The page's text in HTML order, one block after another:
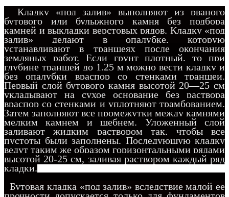
Кладку «под залив» выполняют из рваного
бутового или булыжного камня без подбора
камней и выкладки верстовых рядов. Кладку «под
залив» делают в опалубке, которую
устанавливают в траншеях после окончания
земляных работ. Если грунт плотный, то при
глубине траншей до 1,25 м можно вести кладку и
без опалубки враспор со стенками траншеи.
Первый слой бутового камня высотой 20—25 см
укладывают на сухое основание без раствора
враспор со стенками и уплотняют трамбованием.
Затем заполняют все промежутки между камнями
мелким камнем и щебнем. Уложенный слой
заливают жидким раствором так, чтобы все
пустоты были заполнены. Последующую кладку
ведут таким же образом горизонтальными рядами
высотой 20-25 см, заливая раствором каждый ряд
кладки.
Бутовая кладка «под залив» вследствие малой ее